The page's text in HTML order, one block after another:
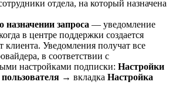
отдела, на который назначена
назначении запроса — уведомление
в центре поддержки создается
клиента. Уведомления получат все
в соответствии с
настройками подписки: Настройки
→ вкладка Настройка